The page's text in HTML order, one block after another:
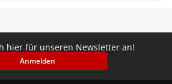
hier für unseren Newsletter an!
Anmelden